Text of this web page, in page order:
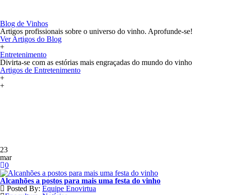
Blog de Vinhos
Artigos profissionais sobre o universo do vinho. Aprofunde-se!
Ver Artigos do Blog
+
Entretenimento
Divirta-se com as estórias mais engraçadas do mundo do vinho
Artigos de Entretenimento
+
+
23
mar
0
Alcanhões a postos para mais uma festa do vinho
Posted By: Equipe Enovirtua